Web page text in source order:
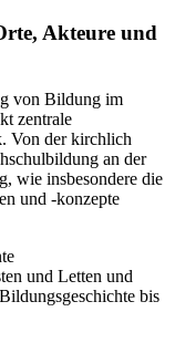
Akteure und
von Bildung im
zentrale
Von der kirchlich
an der
wie insbesondere die
und -konzepte
und Letten und
bis